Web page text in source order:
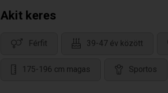
Akit keres
Férfit 39-47 év között
175-196 cm magas Sportos